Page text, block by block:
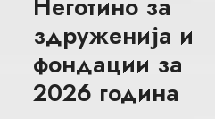
здруженија и
фондации за
2026 година